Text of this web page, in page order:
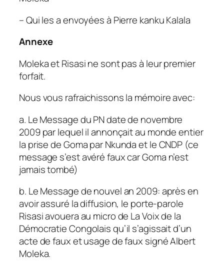
– Qui les a envoyées à Pierre kanku Kalala
Annexe
Moleka et Risasi ne sont pas à leur premier
forfait.
Nous vous rafraichissons la mémoire avec:
a. Le Message du PN date de novembre
2009 par lequel il annonçait au monde entier
la prise de Goma par Nkunda et le CNDP (ce
message s’est avéré faux car Goma n’est
jamais tombé)
b. Le Message de nouvel an 2009: après en
avoir assuré la diffusion, le porte-parole
Risasi avouera au micro de La Voix de la
Démocratie Congolais qu’il s’agissait d’un
acte de faux et usage de faux signé Albert
Moleka.